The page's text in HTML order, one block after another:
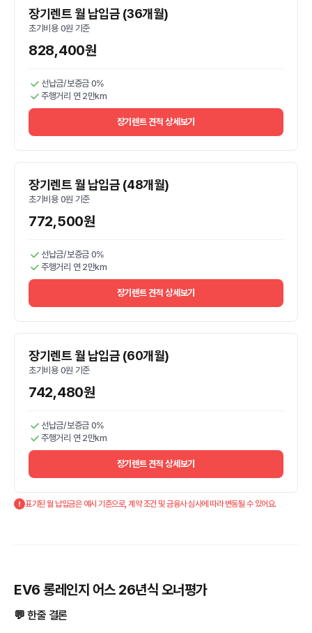
장기렌트 월 납입금 (36개월)
초기비용 0원 기준
828,400원
선납금/보증금 0%
주행거리 연 2만km
장기렌트 견적 상세보기
장기렌트 월 납입금 (48개월)
초기비용 0원 기준
772,500원
선납금/보증금 0%
주행거리 연 2만km
장기렌트 견적 상세보기
장기렌트 월 납입금 (60개월)
초기비용 0원 기준
742,480원
선납금/보증금 0%
주행거리 연 2만km
장기렌트 견적 상세보기
표기된 월 납입금은 예시 기준으로, 계약 조건 및 금융사 심사에 따라 변동될 수 있어요.
EV6 롱레인지 어스 26년식 오너평가
💬 한줄 결론